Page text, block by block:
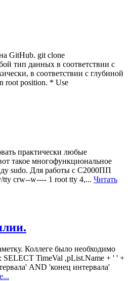
GitHub. git clone
тип данных в соответствии с
в соответствии с глубиной
root position. * Use
практически любые
такое многофункциональное
sudo. Для работы с С2000ПП
tty crw--w---- 1 root tty 4,... Читать
Коллеге было необходимо
SELECT TimeVal ,pList.Name + ' ' +
AND 'конец интервала'